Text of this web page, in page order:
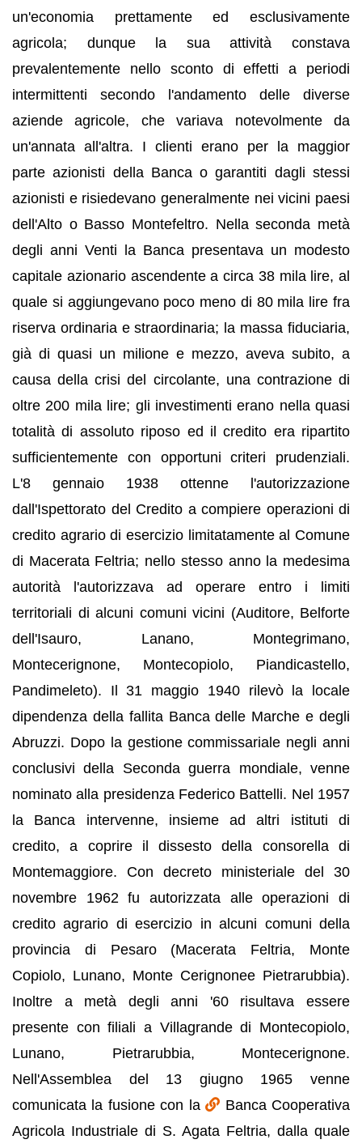
un'economia prettamente ed esclusivamente
agricola; dunque la sua attività constava
prevalentemente nello sconto di effetti a periodi
intermittenti secondo l'andamento delle diverse
aziende agricole, che variava notevolmente da
un'annata all'altra. I clienti erano per la maggior
parte azionisti della Banca o garantiti dagli stessi
azionisti e risiedevano generalmente nei vicini paesi
dell'Alto o Basso Montefeltro. Nella seconda metà
degli anni Venti la Banca presentava un modesto
capitale azionario ascendente a circa 38 mila lire, al
quale si aggiungevano poco meno di 80 mila lire fra
riserva ordinaria e straordinaria; la massa fiduciaria,
già di quasi un milione e mezzo, aveva subito, a
causa della crisi del circolante, una contrazione di
oltre 200 mila lire; gli investimenti erano nella quasi
totalità di assoluto riposo ed il credito era ripartito
sufficientemente con opportuni criteri prudenziali.
L'8 gennaio 1938 ottenne l'autorizzazione
dall'Ispettorato del Credito a compiere operazioni di
credito agrario di esercizio limitatamente al Comune
di Macerata Feltria; nello stesso anno la medesima
autorità l'autorizzava ad operare entro i limiti
territoriali di alcuni comuni vicini (Auditore, Belforte
dell'Isauro, Lanano, Montegrimano,
Montecerignone, Montecopiolo, Piandicastello,
Pandimeleto). Il 31 maggio 1940 rilevò la locale
dipendenza della fallita Banca delle Marche e degli
Abruzzi. Dopo la gestione commissariale negli anni
conclusivi della Seconda guerra mondiale, venne
nominato alla presidenza Federico Battelli. Nel 1957
la Banca intervenne, insieme ad altri istituti di
credito, a coprire il dissesto della consorella di
Montemaggiore. Con decreto ministeriale del 30
novembre 1962 fu autorizzata alle operazioni di
credito agrario di esercizio in alcuni comuni della
provincia di Pesaro (Macerata Feltria, Monte
Copiolo, Lunano, Monte Cerignonee Pietrarubbia).
Inoltre a metà degli anni '60 risultava essere
presente con filiali a Villagrande di Montecopiolo,
Lunano, Pietrarubbia, Montecerignone.
Nell'Assemblea del 13 giugno 1965 venne
comunicata la fusione con la
Banca Cooperativa
Agricola Industriale di S. Agata Feltria, dalla quale